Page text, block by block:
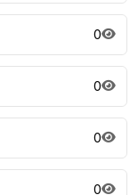
0
0
0
0